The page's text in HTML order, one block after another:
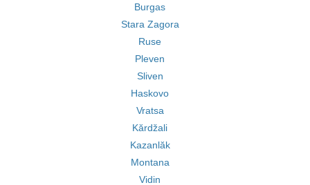
Burgas
Stara Zagora
Ruse
Pleven
Sliven
Haskovo
Vratsa
Kărdžali
Kazanlăk
Montana
Vidin